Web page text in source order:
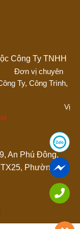
trình duyệt này
Công Ty TNHH
Đơn vị chuyên
Ty, Công Trình,
Vị
An Phú Đông,
Phường